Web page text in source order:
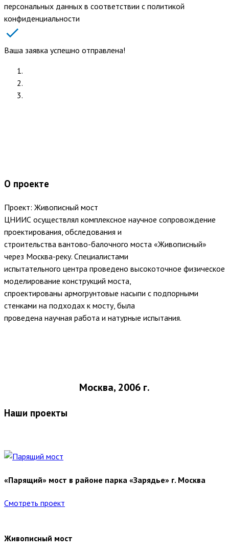
персональных данных в соответствии с политикой
конфиденциальности
Ваша заявка успешно отправлена!
О проекте
Проект: Живописный мост
ЦНИИС осуществлял комплексное научное сопровождение
проектирования, обследования и
строительства вантово-балочного моста «Живописный»
через Москва-реку. Специалистами
испытательного центра проведено высокоточное физическое
моделирование конструкций моста,
спроектированы армогрунтовые насыпи с подпорными
стенками на подходах к мосту, была
проведена научная работа и натурные испытания.
Москва, 2006 г.
Наши проекты
«Парящий» мост в районе парка «Зарядье» г. Москва
Смотреть проект
Живописный мост